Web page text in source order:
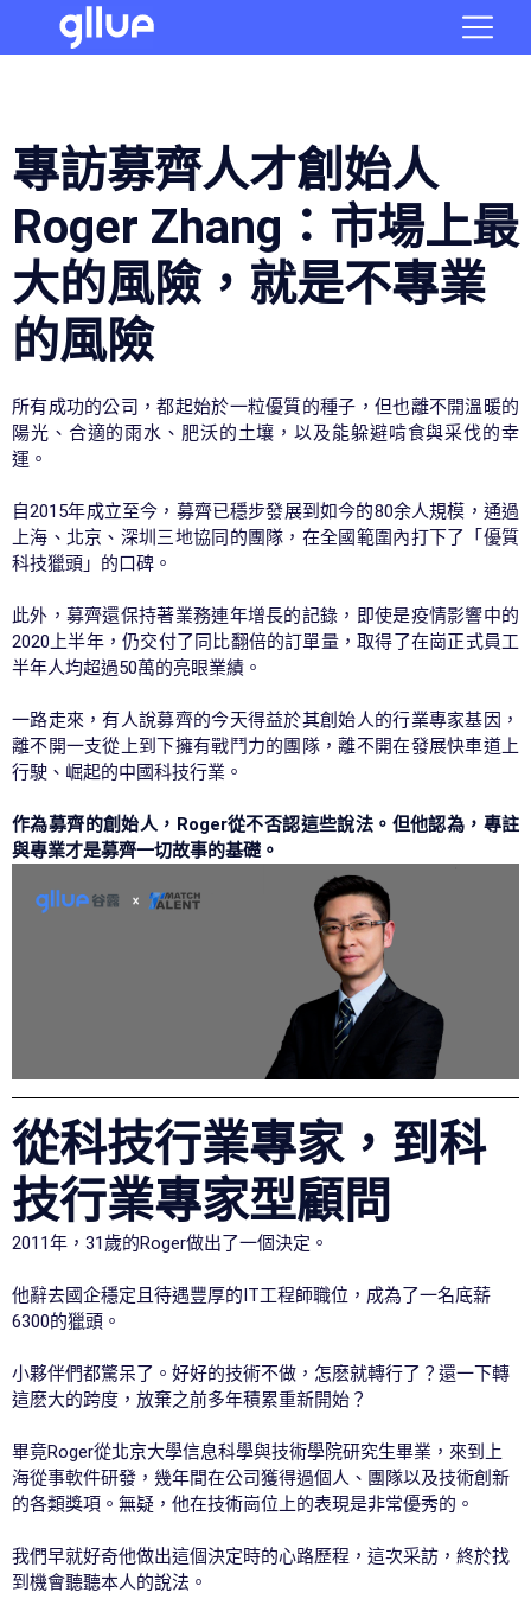
專訪募齊人才創始人
Roger Zhang：市場上最
大的風險，就是不專業
的風險
所有成功的公司，都起始於一粒優質的種子，但也離不開溫暖的
陽光、合適的雨水、肥沃的土壤，以及能躲避啃食與采伐的幸
運。
自2015年成立至今，募齊已穩步發展到如今的80余人規模，通過
上海、北京、深圳三地協同的團隊，在全國範圍內打下了「優質
科技獵頭」的口碑。
此外，募齊還保持著業務連年增長的記錄，即使是疫情影響中的
2020上半年，仍交付了同比翻倍的訂單量，取得了在崗正式員工
半年人均超過50萬的亮眼業績。
一路走來，有人說募齊的今天得益於其創始人的行業專家基因，
離不開一支從上到下擁有戰鬥力的團隊，離不開在發展快車道上
行駛、崛起的中國科技行業。
作為募齊的創始人，Roger從不否認這些說法。但他認為，專註
與專業才是募齊一切故事的基礎。
從科技行業專家，到科
技行業專家型顧問
2011年，31歲的Roger做出了一個決定。
他辭去國企穩定且待遇豐厚的IT工程師職位，成為了一名底薪
6300的獵頭。
小夥伴們都驚呆了。好好的技術不做，怎麽就轉行了？還一下轉
這麽大的跨度，放棄之前多年積累重新開始？
畢竟Roger從北京大學信息科學與技術學院研究生畢業，來到上
海從事軟件研發，幾年間在公司獲得過個人、團隊以及技術創新
的各類獎項。無疑，他在技術崗位上的表現是非常優秀的。
我們早就好奇他做出這個決定時的心路歷程，這次采訪，終於找
到機會聽聽本人的說法。